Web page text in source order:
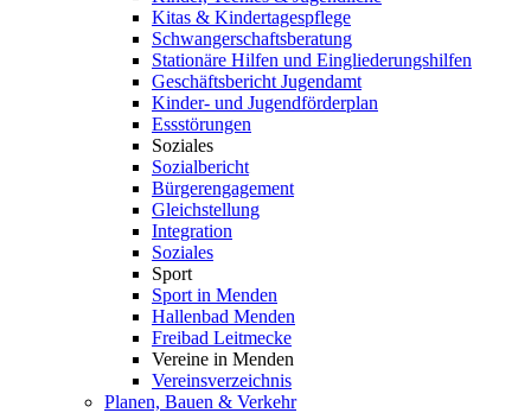
Kitas & Kindertagespflege
Schwangerschaftsberatung
Stationäre Hilfen und Eingliederungshilfen
Geschäftsbericht Jugendamt
Kinder- und Jugendförderplan
Essstörungen
Soziales
Sozialbericht
Bürgerengagement
Gleichstellung
Integration
Soziales
Sport
Sport in Menden
Hallenbad Menden
Freibad Leitmecke
Vereine in Menden
Vereinsverzeichnis
Planen, Bauen & Verkehr